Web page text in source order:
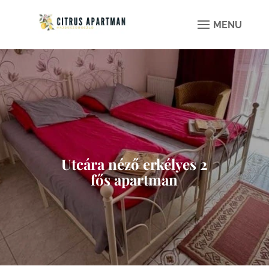
Utcára néző erkélyes 2
fős apartman